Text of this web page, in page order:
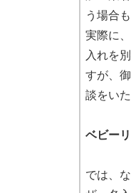
う場合
実際に
入れを
すが、
談をい
ベビー
では、